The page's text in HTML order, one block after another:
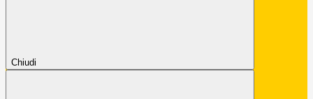
Chiudi